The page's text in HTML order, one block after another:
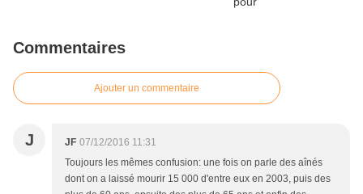
Commentaires
Ajouter un commentaire
J JF 07/12/2016 11:31
Toujours les mêmes confusion: une fois on parle des aînés
dont on a laissé mourir 15 000 d'entre eux en 2003, puis des